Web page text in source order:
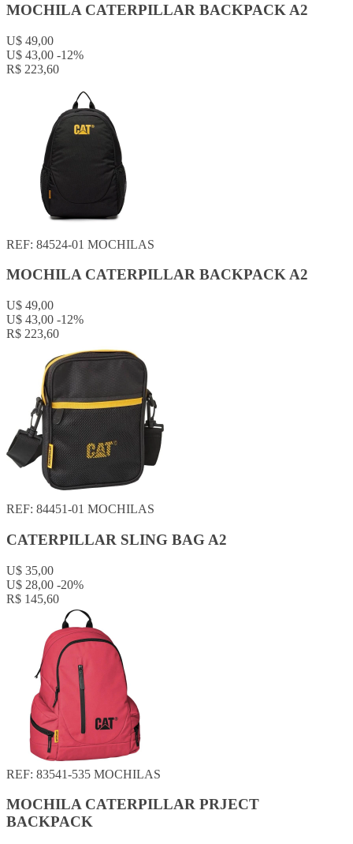
MOCHILA CATERPILLAR BACKPACK A2
U$ 49,00
U$ 43,00 -12%
R$ 223,60
REF: 84524-01 MOCHILAS
MOCHILA CATERPILLAR BACKPACK A2
U$ 49,00
U$ 43,00 -12%
R$ 223,60
REF: 84451-01 MOCHILAS
CATERPILLAR SLING BAG A2
U$ 35,00
U$ 28,00 -20%
R$ 145,60
REF: 83541-535 MOCHILAS
MOCHILA CATERPILLAR PRJECT
BACKPACK